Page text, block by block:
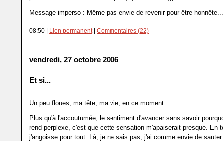
Message imperso : Même pas envie de revenir pour être
08:50 | Lien permanent| Commentaires (22)
vendredi, 27 octobre 2006
Et si...
Un peu floues, ma tête, ma vie, en ce moment.
Plus qu'à l'accoutumée, le sentiment d'avancer sans savoir
rend perplexe, c'est que cette sensation m'apaiserait presque. En
j'angoisse pour tout. Là, je ne sais pas, j'ai comme envie de